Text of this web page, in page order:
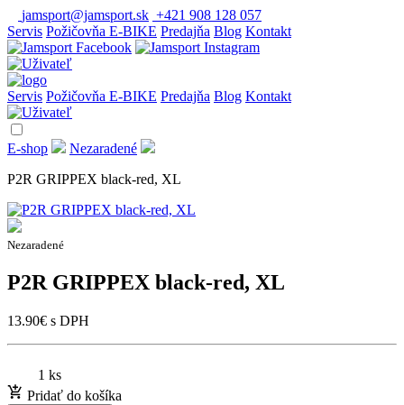
jamsport@jamsport.sk +421 908 128 057
Servis Požičovňa E-BIKE Predajňa Blog Kontakt
Servis Požičovňa E-BIKE Predajňa Blog Kontakt
E-shop
Nezaradené
P2R GRIPPEX black-red, XL
Nezaradené
P2R GRIPPEX black-red, XL
13.90€ s DPH
1 ks
Pridať do košíka